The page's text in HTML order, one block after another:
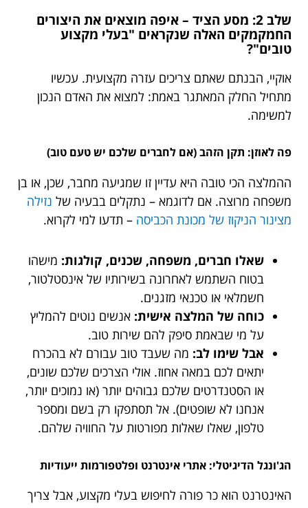
שלב 2: מסע הציד – איפה מוצאים את היצורים
החמקמקים האלה שנקראים "בעלי מקצוע
טובים"?
אוקיי, הבנתם שאתם צריכים עזרה מקצועית. עכשיו
מתחיל החלק המאתגר באמת: למצוא את האדם הנכון
למשימה.
פה לאוזן: תקן הזהב (אם לחברים שלכם יש טעם טוב)
ההמלצה הכי טובה היא עדיין זו שמגיעה מחבר, שכן, או בן
משפחה מרוצה. אם לדוגמא – נתקלים בבעיה של נזילה
מצינור הניקוז של מכונת הכביסה – תדעו למי לקרוא.
שאלו חברים, משפחה, שכנים, קולגות: מישהו
בטוח השתמש לאחרונה בשירותיו של אינסטלטור,
חשמלאי או טכנאי מזגנים.
כוחה של המלצה אישית: אנשים נוטים להמליץ
על מי שבאמת סיפק להם שירות טוב.
אבל שימו לב: מה שעבד טוב עבורם לא בהכרח
יתאים לכם במאה אחוז. אולי הצרכים שלכם שונים,
או הסטנדרטים שלכם גבוהים יותר (או נמוכים יותר,
אנחנו לא שופטים). אל תסתפקו רק בשם ומספר
טלפון, שאלו שאלות מפורטות על החוויה שלהם.
הג'ונגל הדיגיטלי: אתרי אינטרנט ופלטפורמות ייעודיות
האינטרנט הוא כר פורה לחיפוש בעלי מקצוע, אבל צריך